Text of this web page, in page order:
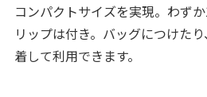
コンパクトサイズを実現。わず
リップは付き。バッグにつけた
着して利用できます。